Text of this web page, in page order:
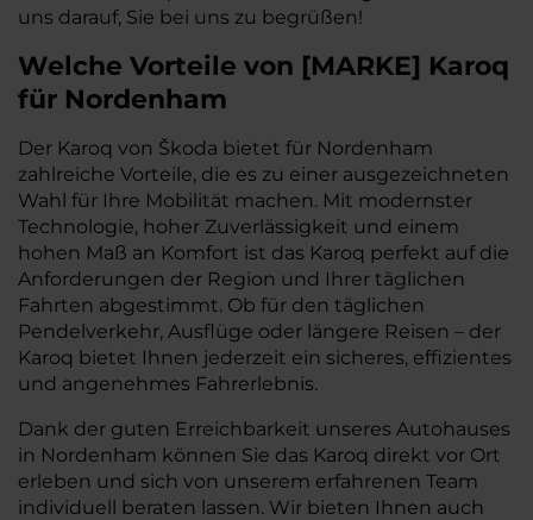
uns darauf, Sie bei uns zu begrüßen!
Welche Vorteile von [MARKE] Karoq
für Nordenham
Der Karoq von Škoda bietet für Nordenham
zahlreiche Vorteile, die es zu einer ausgezeichneten
Wahl für Ihre Mobilität machen. Mit modernster
Technologie, hoher Zuverlässigkeit und einem
hohen Maß an Komfort ist das Karoq perfekt auf die
Anforderungen der Region und Ihrer täglichen
Fahrten abgestimmt. Ob für den täglichen
Pendelverkehr, Ausflüge oder längere Reisen – der
Karoq bietet Ihnen jederzeit ein sicheres, effizientes
und angenehmes Fahrerlebnis.
Dank der guten Erreichbarkeit unseres Autohauses
in Nordenham können Sie das Karoq direkt vor Ort
erleben und sich von unserem erfahrenen Team
individuell beraten lassen. Wir bieten Ihnen auch